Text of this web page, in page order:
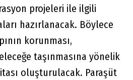
projeleri ile ilgili
hazırlanacak. Böylece
korunması,
taşınmasına yönelik
oluşturulacak. Paraşüt